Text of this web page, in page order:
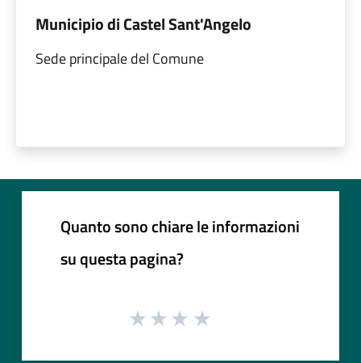
Municipio di Castel Sant'Angelo
Sede principale del Comune
Quanto sono chiare le informazioni
su questa pagina?